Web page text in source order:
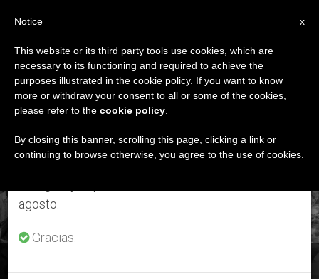
ETIQUETA
Posts Tagged ‘80
Aniversario’
ÚLTIMAS NOTICIAS
×
Aviso importante
Del 27 de julio al 7 de agosto haremos la pausa
anual, aprovechando que en el periodo de verano
se generan menos informaciones y también el
agosto.
Gracias.
x
Notice
This website or its third party tools use cookies, which are
necessary to its functioning and required to achieve the
purposes illustrated in the cookie policy. If you want to know
more or withdraw your consent to all or some of the cookies,
please refer to the cookie policy
By closing this banner, scrolling this page, clicking a link or
continuing to browse otherwise, you agree to the use of cookies.